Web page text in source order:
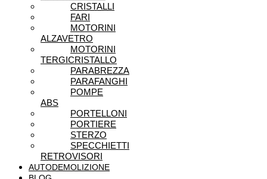
CRISTALLI
FARI
MOTORINI
ALZAVETRO
MOTORINI
TERGICRISTALLO
PARABREZZA
PARAFANGHI
POMPE
ABS
PORTELLONI
PORTIERE
STERZO
SPECCHIETTI
RETROVISORI
AUTODEMOLIZIONE